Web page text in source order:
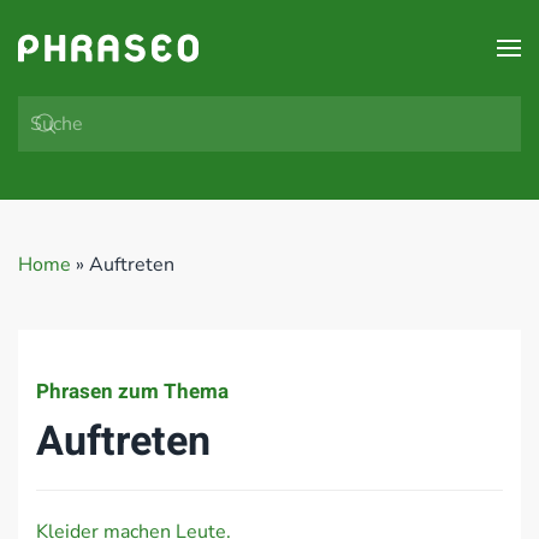
Zum Hauptinhalt springen
Home » Auftreten
Phrasen zum Thema
Auftreten
Kleider machen Leute.